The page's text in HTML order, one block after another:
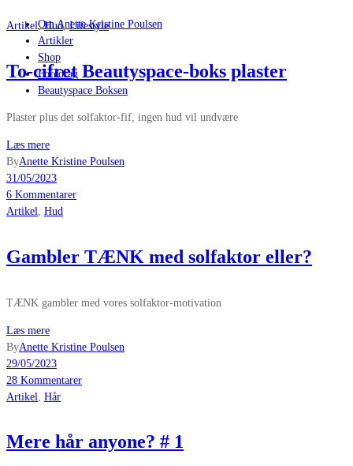
Om Anette Kristine Poulsen
Artikler
Shop
Foredrag
Beautyspace Boksen
Artikel,Hud,Lifestyle
To-cifret Beautyspace-boks plaster
Plaster plus det solfaktor-fif, ingen hud vil undvære
Læs mere
ByAnette Kristine Poulsen
31/05/2023
6 Kommentarer
Artikel
Hud
Gambler TÆNK med solfaktor eller?
TÆNK gambler med vores solfaktor-motivation
Læs mere
ByAnette Kristine Poulsen
29/05/2023
28 Kommentarer
Artikel Hår
Mere hår anyone? # 1